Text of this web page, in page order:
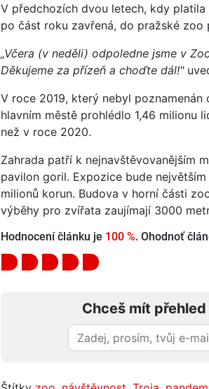
V předchozích dvou letech, kdy
po část roku zavřená, do pražské
„Včera (v neděli) odpoledne jsme v
Děkujeme za přízeň a choďte dál!"
V roce 2019, který nebyl
hlavním městě prohlédlo 1,46 milionu
než v roce 2020.
Zahrada patří k nejnavštěvovanějším
pavilon goril. Expozice bude
milionů korun. Budova v horní části
výběhy pro zvířata zaujímají 3000
Hodnocení článku je 100 %. Ohodnoť
Chceš mít